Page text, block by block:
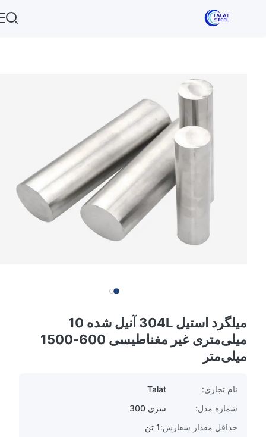
میلگرد استیل 304L آنیل شده 10
میلی‌متری غیر مغناطیسی 600-1500
میلی‌متر
نام تجاری:
شماره مدل:
سری 300
حداقل مقدار سفارش:1 تن